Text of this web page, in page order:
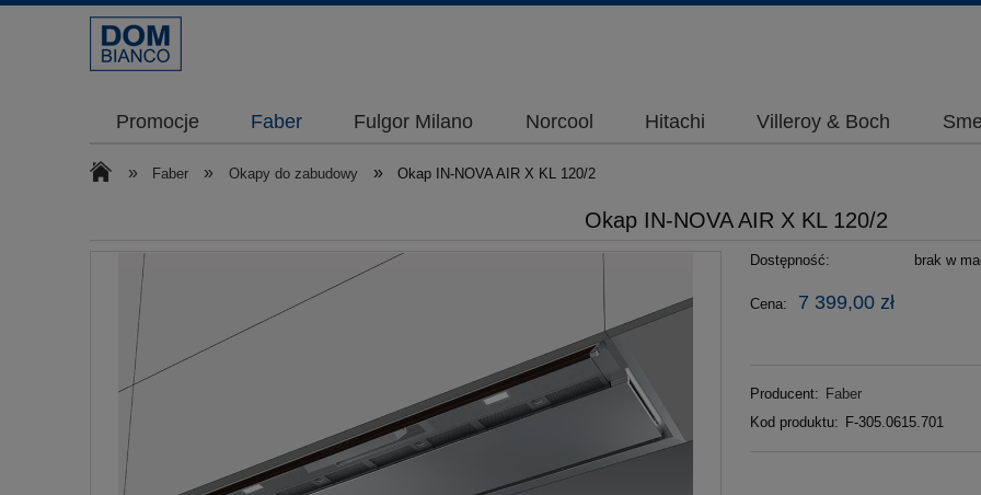
Promocje Faber Fulgor Milano Norcool Hitachi Villeroy & Boch
» Faber » Okapy do zabudowy » Okap IN-NOVA AIR X KL 120/2
Okap IN-NOVA AIR X KL 120/2
Dostępność: brak w
Cena: 7 399,00 zł
Producent: Faber
Kod produktu: F-305.0615.701